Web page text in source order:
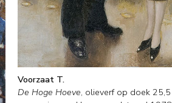
Voorzaat T.
De Hoge Hoeve, olieverf op doek 25,5